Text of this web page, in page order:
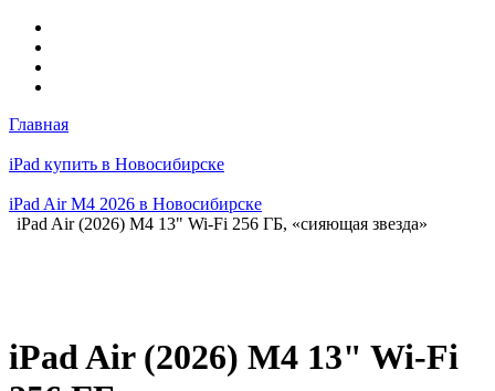
Главная
iPad купить в Новосибирске
iPad Air M4 2026 в Новосибирске
iPad Air (2026) M4 13" Wi-Fi 256 ГБ, «сияющая звезда»
iPad Air (2026) M4 13" Wi-Fi